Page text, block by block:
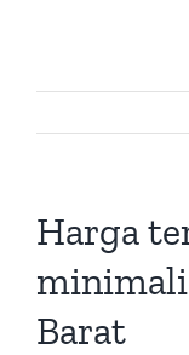
Harga
Barat